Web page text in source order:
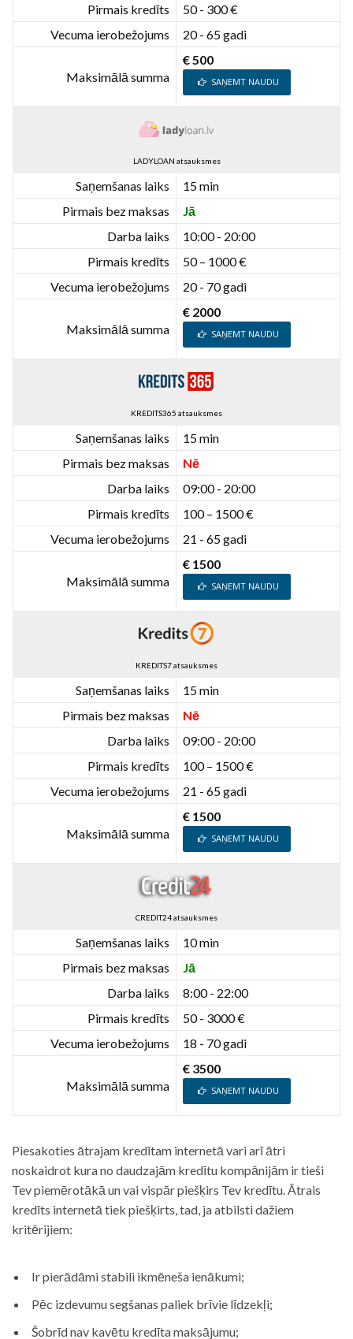
Pirmais kredīts
50 - 300 €
Vecuma ierobežojums
20 - 65 gadi
Maksimālā summa
€ 500
SAŅEMT NAUDU
LADYLOAN atsauksmes
Saņemšanas laiks
15 min
Pirmais bez maksas
Jā
Darba laiks
10:00 - 20:00
Pirmais kredīts
50 – 1000 €
Vecuma ierobežojums
20 - 70 gadi
Maksimālā summa
€ 2000
SAŅEMT NAUDU
KREDITS365 atsauksmes
Saņemšanas laiks
15 min
Pirmais bez maksas
Nē
Darba laiks
09:00 - 20:00
Pirmais kredīts
100 – 1500 €
Vecuma ierobežojums
21 - 65 gadi
Maksimālā summa
€ 1500
SAŅEMT NAUDU
KREDITS7 atsauksmes
Saņemšanas laiks
15 min
Pirmais bez maksas
Nē
Darba laiks
09:00 - 20:00
Pirmais kredīts
100 – 1500 €
Vecuma ierobežojums
21 - 65 gadi
Maksimālā summa
€ 1500
SAŅEMT NAUDU
CREDIT24 atsauksmes
Saņemšanas laiks
10 min
Pirmais bez maksas
Jā
Darba laiks
8:00 - 22:00
Pirmais kredīts
50 - 3000 €
Vecuma ierobežojums
18 - 70 gadi
Maksimālā summa
€ 3500
SAŅEMT NAUDU
Piesakoties ātrajam kredītam internetā vari arī ātri
noskaidrot kura no daudzajām kredītu kompānijām ir tieši
Tev piemērotākā un vai vispār piešķirs Tev kredītu. Ātrais
kredīts internetā tiek piešķirts, tad, ja atbilsti dažiem
kritērijiem:
Ir pierādāmi stabili ikmēneša ienākumi;
Pēc izdevumu segšanas paliek brīvie līdzekļi;
Šobrīd nav kavētu kredīta maksājumu;